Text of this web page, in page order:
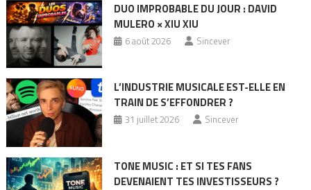
DUO IMPROBABLE DU JOUR : DAVID
MULERO × XIU XIU
6 août 2026 Sincever
L’INDUSTRIE MUSICALE EST-ELLE EN
TRAIN DE S’EFFONDRER ?
31 juillet 2026 Sincever
TONE MUSIC : ET SI TES FANS
DEVENAIENT TES INVESTISSEURS ?